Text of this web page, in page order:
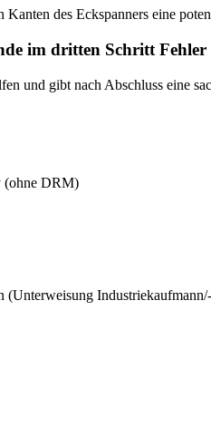
des Eckspanners eine
im dritten Schritt Fehler
und gibt nach Abschluss eine
(ohne DRM)
(Unterweisung